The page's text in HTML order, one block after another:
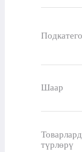
Шаар
түрлөрү